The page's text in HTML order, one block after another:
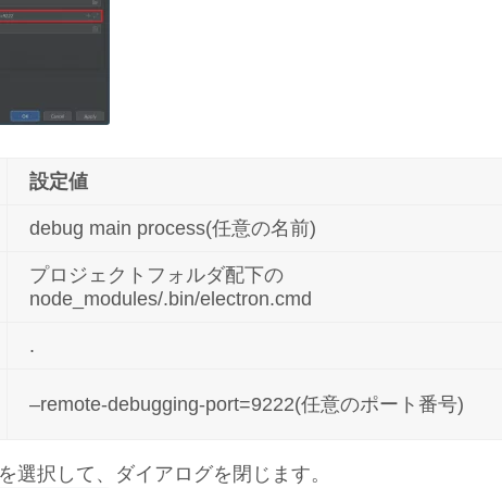
設定値
debug main process(任意の名前)
プロジェクトフォルダ配下の
node_modules/.bin/electron.cmd
.
–remote-debugging-port=9222(任意のポート番号)
選択して、ダイアログを閉じます。